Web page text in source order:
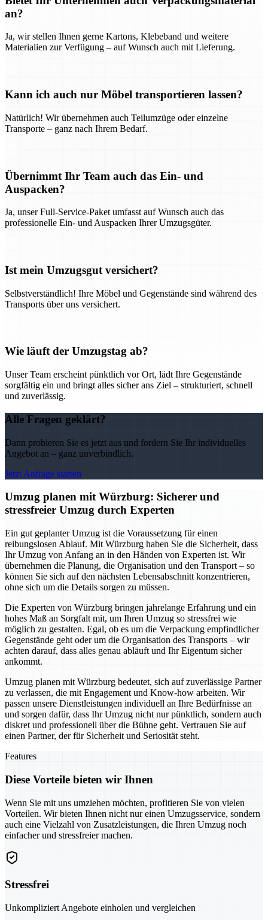
an?
Ja, wir stellen Ihnen gerne Kartons, Klebeband und weitere
Materialien zur Verfügung – auf Wunsch auch mit Lieferung.
Kann ich auch nur Möbel transportieren lassen?
Natürlich! Wir übernehmen auch Teilumzüge oder einzelne
Transporte – ganz nach Ihrem Bedarf.
Übernimmt Ihr Team auch das Ein- und
Auspacken?
Ja, unser Full-Service-Paket umfasst auf Wunsch auch das
professionelle Ein- und Auspacken Ihrer Umzugsgüter.
Ist mein Umzugsgut versichert?
Selbstverständlich! Ihre Möbel und Gegenstände sind während des
Transports über uns versichert.
Wie läuft der Umzugstag ab?
Unser Team erscheint pünktlich vor Ort, lädt Ihre Gegenstände
sorgfältig ein und bringt alles sicher ans Ziel – strukturiert, schnell
und zuverlässig.
Alle Fragen geklärt?
Dann probieren Sie es jetzt aus und fordern Sie Ihr individuelles
Angebot an – ganz unverbindlich.
Jetzt Anfrage starten
Umzug planen mit Würzburg: Sicherer und
stressfreier Umzug durch Experten
Ein gut geplanter Umzug ist die Voraussetzung für einen
reibungslosen Ablauf. Mit Würzburg haben Sie die Sicherheit, dass
Ihr Umzug von Anfang an in den Händen von Experten ist. Wir
übernehmen die Planung, die Organisation und den Transport – so
können Sie sich auf den nächsten Lebensabschnitt konzentrieren,
ohne sich um die Details sorgen zu müssen.
Die Experten von Würzburg bringen jahrelange Erfahrung und ein
hohes Maß an Sorgfalt mit, um Ihren Umzug so stressfrei wie
möglich zu gestalten. Egal, ob es um die Verpackung empfindlicher
Gegenstände geht oder um die Organisation des Transports – wir
achten darauf, dass alles genau abläuft und Ihr Eigentum sicher
ankommt.
Umzug planen mit Würzburg bedeutet, sich auf zuverlässige Partner
zu verlassen, die mit Engagement und Know-how arbeiten. Wir
passen unsere Dienstleistungen individuell an Ihre Bedürfnisse an
und sorgen dafür, dass Ihr Umzug nicht nur pünktlich, sondern auch
diskret und professionell über die Bühne geht. Vertrauen Sie auf
einen Partner, der für Sicherheit und Seriosität steht.
Features
Diese Vorteile bieten wir Ihnen
Wenn Sie mit uns umziehen möchten, profitieren Sie von vielen
Vorteilen. Wir bieten Ihnen nicht nur einen Umzugsservice, sondern
auch eine Vielzahl von Zusatzleistungen, die Ihren Umzug noch
einfacher und stressfreier machen.
Stressfrei
Unkompliziert Angebote einholen und vergleichen